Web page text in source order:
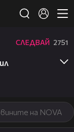
на NOVA
СЛЕДВАЙ 2751